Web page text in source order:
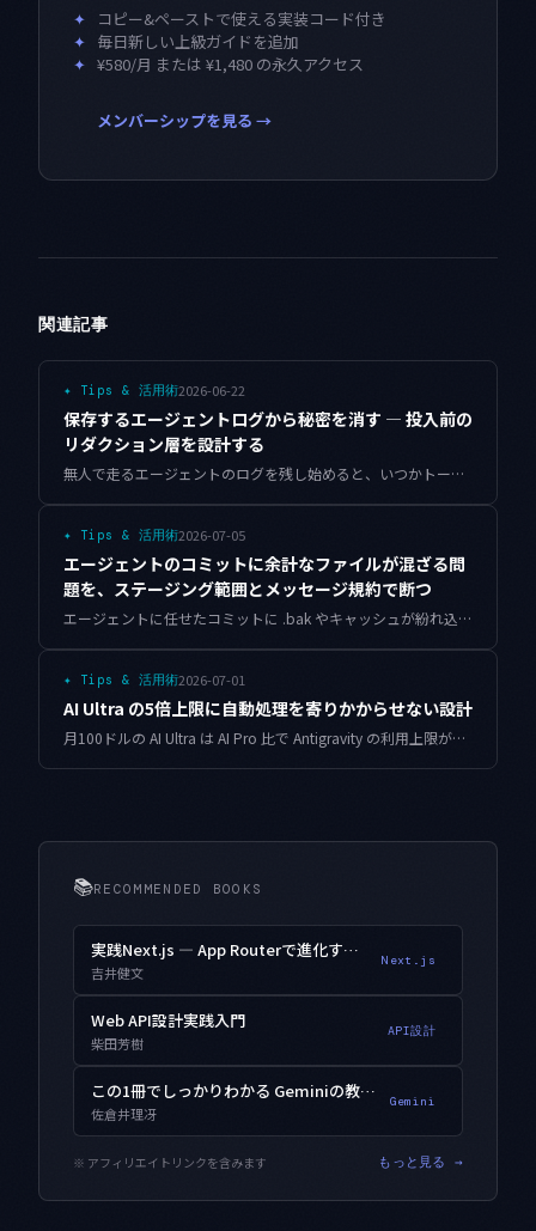
✦
コピー&ペーストで使える実装コード付き
✦ 毎日新しい上級ガイドを追加
✦ ¥580/月 または ¥1,480 の永久アクセス
メンバーシップを見る →
関連記事
✦ Tips & 活用術2026-06-22
保存するエージェントログから秘密を消す — 投入前の
リダクション層を設計する
無人で走るエージェントのログを残し始めると、いつかトークンやAPIキーが平文で記録されます。ローテートしても、流出したログは消えません。書き込みの直前で秘密を確実に落とすリダクション層を、正規表現だけに頼らず既知の秘密を登録して消す方式まで含めて、動くPython実装と運用の所感つきで設計します。
✦ Tips & 活用術2026-07-05
エージェントのコミットに余計なファイルが混ざる問
題を、ステージング範囲とメッセージ規約で断つ
エージェントに任せたコミットに .bak やキャッシュが紛れ込み、メッセージが「Fix」だけになる。ステージング範囲の許可リストとプリフライト、埋めるだけのメッセージ規約でこの事故を止めます。
✦ Tips & 活用術2026-07-01
AI Ultra の5倍上限に自動処理を寄りかからせない設計
月100ドルの AI Ultra は AI Pro 比で Antigravity の利用上限が5倍になります。ただ上限を前提に自動処理を組むと、段を下げた瞬間に崩れます。上限に依存しない縮退設計を実例で整理します。
📚RECOMMENDED BOOKS
実践Next.js — App Routerで進化するWebアプリ開発
吉井健文
Next.js
Web API設計実践入門
柴田芳樹
API設計
この1冊でしっかりわかる Geminiの教科書
佐倉井理冴
Gemini
※ アフィリエイトリンクを含みます もっと見る →